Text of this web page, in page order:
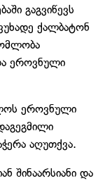
გაგვიწევს
ქალბატონ
ეროვნული
ეროვნული
აღუთქვა.
შინაარსიანი და